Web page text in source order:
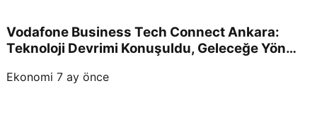
Vodafone Business Tech Connect Ankara:
Teknoloji Devrimi Konuşuldu, Geleceğe Yön
Ekonomi 7 ay önce